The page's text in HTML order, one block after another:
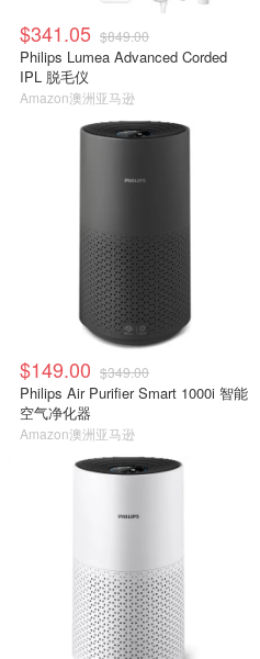
$341.05 $849.00
Philips Lumea Advanced Corded
IPL 脱毛仪
Amazon澳洲亚马逊
$149.00 $349.00
Philips Air Purifier Smart 1000i 智能
空气净化器
Amazon澳洲亚马逊